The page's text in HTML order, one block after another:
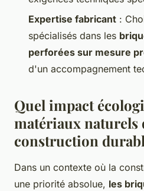
Expertise fabricant :
spécialisés dans les
perforées sur mesure
d'un accompagnement
Quel impact
matériaux naturels
construction
Dans un contexte où la
une priorité absolue, les